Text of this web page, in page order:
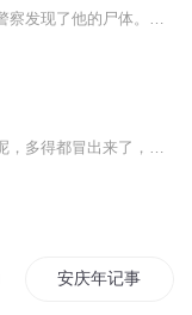
安庆年记事